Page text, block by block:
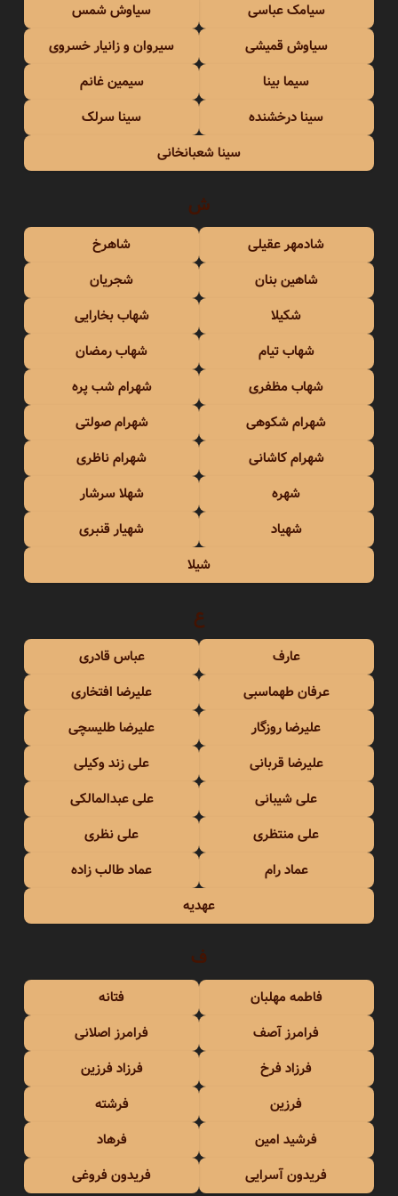
سیامک عباسی
سیاوش شمس
سیاوش قمیشی
سیروان و زانیار خسروی
سیما بینا
سیمین غانم
سینا درخشنده
سینا سرلک
سینا شعبانخانی
ش
شادمهر عقیلی
شاهرخ
شاهین بنان
شجریان
شکیلا
شهاب بخارایی
شهاب تیام
شهاب رمضان
شهاب مظفری
شهرام شب پره
شهرام شکوهی
شهرام صولتی
شهرام کاشانی
شهرام ناظری
شهره
شهلا سرشار
شهیاد
شهیار قنبری
شیلا
ع
عارف
عباس قادری
عرفان طهماسبی
علیرضا افتخاری
علیرضا روزگار
علیرضا طلیسچی
علیرضا قربانی
علی زند وکیلی
علی شیبانی
علی عبدالمالکی
علی منتظری
علی نظری
عماد رام
عماد طالب زاده
عهدیه
ف
فاطمه مهلبان
فتانه
فرامرز آصف
فرامرز اصلانی
فرزاد فرخ
فرزاد فرزین
فرزین
فرشته
فرشید امین
فرهاد
فریدون آسرایی
فریدون فروغی